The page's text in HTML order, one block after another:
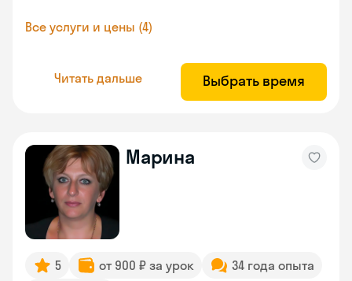
Все услуги и цены (4)
Читать дальше Выбрать время
Марина
5 от 900 ₽ за урок
34 года опыта